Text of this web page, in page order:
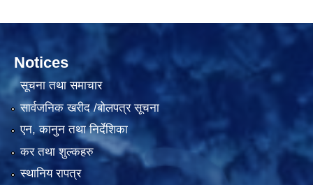
Notices
सूचना तथा समाचार
सार्वजनिक खरीद /बोलपत्र सूचना
एन, कानुन तथा निर्देशिका
कर तथा शुल्कहरु
स्थानिय रापत्र